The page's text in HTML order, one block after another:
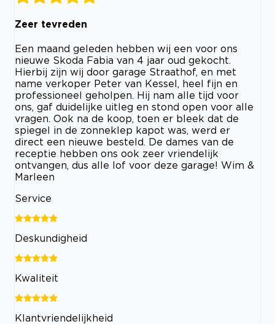
Zeer tevreden
Een maand geleden hebben wij een voor ons
nieuwe Skoda Fabia van 4 jaar oud gekocht.
Hierbij zijn wij door garage Straathof, en met
name verkoper Peter van Kessel, heel fijn en
professioneel geholpen. Hij nam alle tijd voor
ons, gaf duidelijke uitleg en stond open voor alle
vragen. Ook na de koop, toen er bleek dat de
spiegel in de zonneklep kapot was, werd er
direct een nieuwe besteld. De dames van de
receptie hebben ons ook zeer vriendelijk
ontvangen, dus alle lof voor deze garage! Wim &
Marleen
Service
Deskundigheid
Kwaliteit
Klantvriendelijkheid